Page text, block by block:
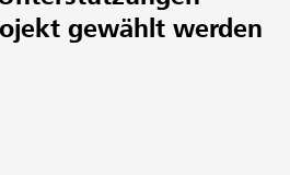
gewählt werden